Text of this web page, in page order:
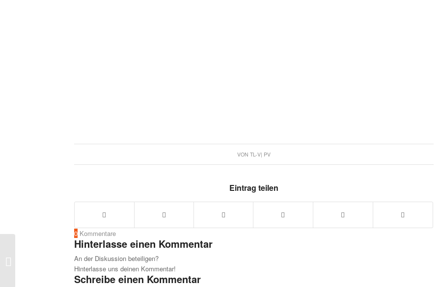
VON TL-V| PV
Eintrag teilen
0 Kommentare
Hinterlasse einen Kommentar
An der Diskussion beteiligen?
Hinterlasse uns deinen Kommentar!
Schreibe einen Kommentar
Insta präsentierte neueste
Entwicklungsergebnisse auf der
Vertriebstagung im...